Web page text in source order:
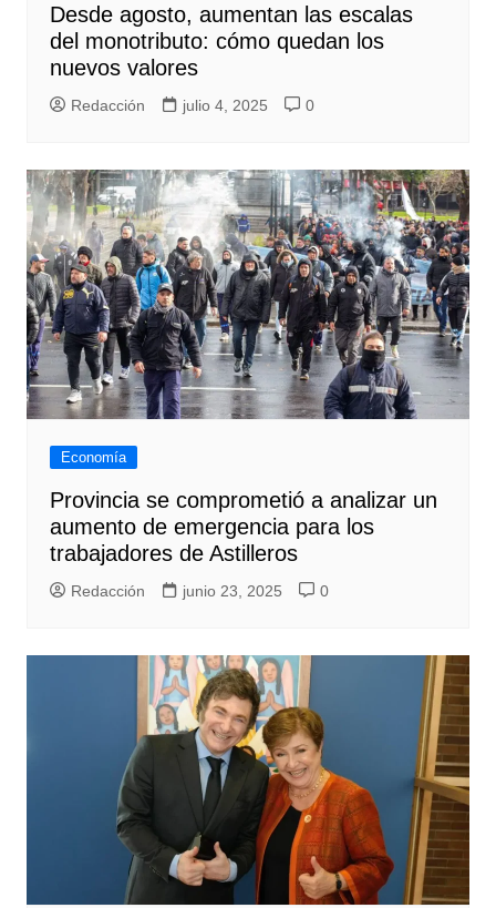
Desde agosto, aumentan las escalas
del monotributo: cómo quedan los
nuevos valores
Redacción julio 4, 2025 0
Economía
Provincia se comprometió a analizar un
aumento de emergencia para los
trabajadores de Astilleros
Redacción junio 23, 2025 0